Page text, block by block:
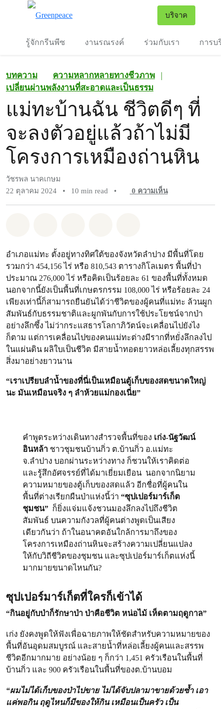
บริจาค
รู้จักกรีนพีซ งานรณรงค์ ร่วมกับเรา การบ
บทความ ความหลากหลายทางชีวภาพ
|
เปลี่ยนผ่านพลังงานที่สะอาดและเป็นธรรม
แม่ทะบ้านฉัน ชีวิตดีๆ ที่
จะลงตัวอยู่แล้วถ้าไม่มี
โครงการเหมืองถ่านหิน
วัชรพล นาคเกษม
22 ตุลาคม 2024
• 10 min read • 0 ความเห็น
อำเภอแม่ทะ ตั้งอยู่ทางทิศใต้ของจังหวัดลำปาง มีพื้นที่โดย
รวมกว่า 454,156 ไร่ หรือ 810,543 ตารางกิโลเมตร พื้นที่ป่า
ประมาณ 276,000 ไร่ หรือคิดเป็นร้อยละ 61 ของพื้นที่ทั้งหมด
นอกจากนี้ยังเป็นพื้นที่เกษตรกรรม 108,000 ไร่ หรือร้อยละ 24
เพียงเท่านี้ก็สามารถยืนยันได้ว่าชีวิตของผู้คนที่แม่ทะ ล้วนผูก
สัมพันธ์​กับธรรมชาติและผูกพันกับการใช้ประโยชน์จากป่า
อย่างลึกซึ้ง ไม่ว่ากระแสธารโลกาภิวัตน์จะเคลื่อนไปยังไง
ก็ตาม แต่การเคลื่อนไปของคนแม่ทะต่างมีรากที่หยั่งลึกลงไป
ในแผ่นดิน ผลิใบเป็นชีวิต มีสายน้ำทอดยาวหล่อเลี้ยงทุกสรรพ
สิ่งมาอย่างยาวนาน
“เราเปรียบลำน้ำของที่นี่เป็นเหมือนตู้เก็บของสดขนาดใหญ่
นะ มันเหมือนจริง ๆ ลำห้วยแม่กองเนี่ย”
คำพูดระหว่างเดินทางสำรวจพื้นที่ของ เก่ง-นัฐวัฒน์
อินหล้าชาวชุมชนบ้านกิ่ว ต.บ้านกิ่ว อ.แม่ทะ
จ.ลำปาง บอกผ่านระหว่างทาง ก็ชวนให้เราคิดต่อ
และรู้สึกอัศจรรย์ที่ได้มาเยี่ยมเยือน นอกจากนิยาม
ความหมายของตู้เก็บของสดแล้ว อีกชื่อที่ผู้คนใน
พื้นที่ต่างเรียกผืนป่าแห่งนี้ว่า “ซุปเปอร์มาร์เก็ต
ชุมชน”ก็ยิ่งแจ่มแจ้งชวนมองลึกลงไปถึงชีวิต
สัมพันธ์ บนความกังวลที่ผู้คนต่างพูดเป็นเสียง
เดียวกันว่า ถ้าในอนาคตอันใกล้การมาถึงของ
โครงการเหมืองถ่านหินจะสร้างความเปลี่ยนแปลง
ให้กับวิถีชีวิตของชุมชน และซุปเปอร์มาร์เก็ตแห่งนี้
มากมายขนาดไหนกัน?
ซุปเปอร์มาร์เก็ตที่ใครก็เข้าได้
“กินอยู่กับป่าก็รักษาป่า ป่าคือชีวิต หน่อไม้ เห็ดตามฤดูกาล”
เก่ง ยังคงพูดให้ฟังเพื่อฉายภาพให้ชัดสำหรับความหมายของ
พื้นที่อันอุดมสมบูรณ์ และสายน้ำที่หล่อเลี้ยงผู้คนและสรรพ
ชีวิตอีกมากมาย อย่างน้อย ๆ ก็กว่า 1,451 ครัวเรือนในพื้นที่
บ้านกิ่ว และ 900 ครัวเรือนในพื้นที่ของต.บ้านบอม
“ผมไม่ได้เก็บของป่าไปขาย ไม่ได้จับปลามาขายด้วยซ้ำ เอา
แค่พอกิน ฤดูไหนก็มีของให้กิน เหมือนเป็นครัว เป็น